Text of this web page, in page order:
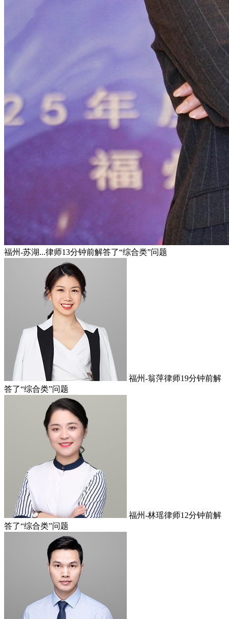
福州-苏湖...律师13分钟前解答了“综合类”问题
福州-翁萍律师19分钟前解
答了“综合类”问题
福州-林瑶律师12分钟前解
答了“综合类”问题